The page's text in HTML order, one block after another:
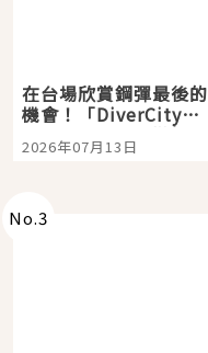
在台場欣賞鋼彈最後的
機會！「DiverCity
Tokyo Plaza」搭船、
購物、美食及夜景，一
2026年07月13日
No.3